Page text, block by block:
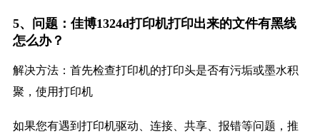
5、问题：佳博1324d打印机打印出来的文件有黑线
怎么办？
解决方法：首先检查打印机的打印头是否有污垢或墨水积
聚，使用打印机
如果您有遇到打印机驱动、连接、共享、报错等问题，推